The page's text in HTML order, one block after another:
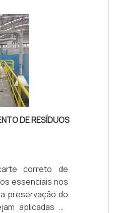
refeições e
laboratórios os
como
instrumentos,
Nas indústrias e
DE RESÍDUOS
correto de
essenciais nos
preservação do
aplicadas as